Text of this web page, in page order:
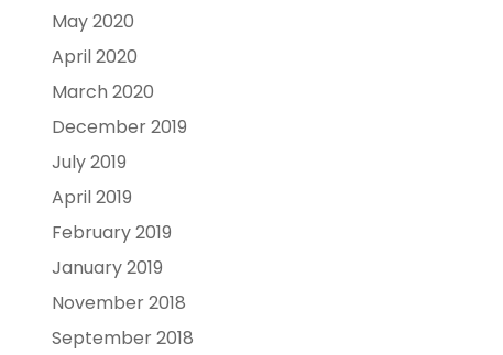
May 2020
April 2020
March 2020
December 2019
July 2019
April 2019
February 2019
January 2019
November 2018
September 2018